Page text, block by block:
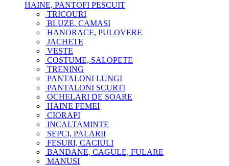
HAINE, PANTOFI PESCUIT
TRICOURI
BLUZE, CAMASI
HANORACE, PULOVERE
JACHETE
VESTE
COSTUME, SALOPETE
TRENING
PANTALONI LUNGI
PANTALONI SCURTI
OCHELARI DE SOARE
HAINE FEMEI
CIORAPI
INCALTAMINTE
SEPCI, PALARII
FESURI, CACIULI
BANDANE, CAGULE, FULARE
MANUSI